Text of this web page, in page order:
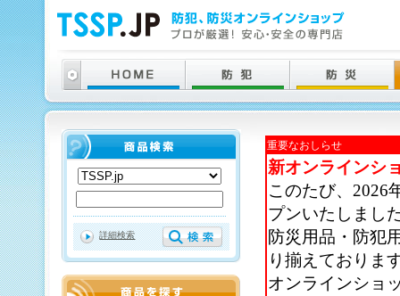
重要なおしらせ
新オンラインシ
このたび、2026
プンいたしまし
防災用品・防犯
り揃えておりま
オンラインショ
詳細検索